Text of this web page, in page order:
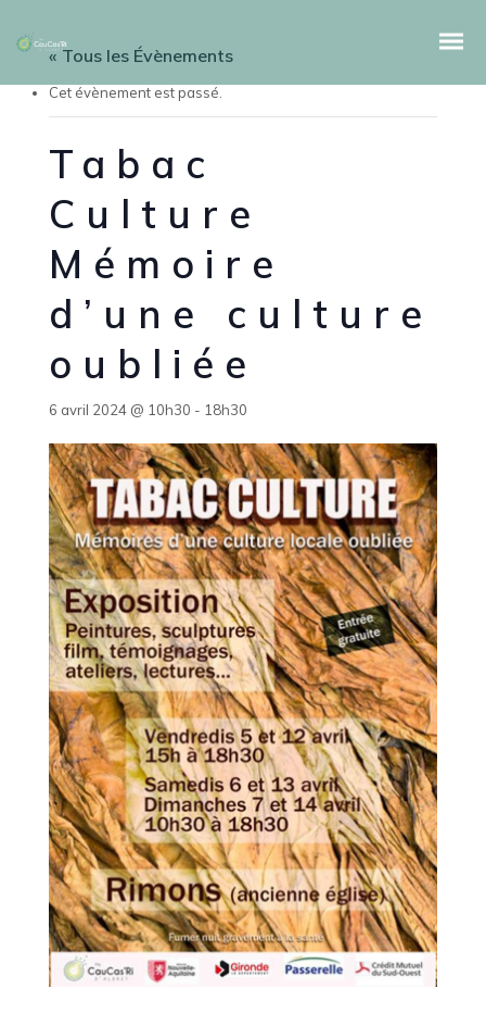
« Tous les Évènements
Cet évènement est passé.
Tabac
Culture
Mémoire
d’une culture
oubliée
6 avril 2024 @ 10h30 - 18h30